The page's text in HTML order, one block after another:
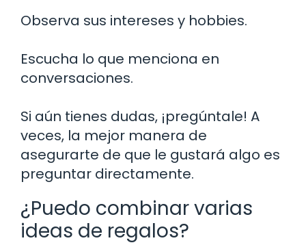
Observa sus intereses y hobbies.
Escucha lo que menciona en
conversaciones.
Si aún tienes dudas, ¡pregúntale! A
veces, la mejor manera de
asegurarte de que le gustará algo es
preguntar directamente.
¿Puedo combinar varias
ideas de regalos?